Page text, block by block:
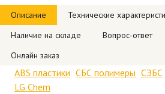
Описание Технические
Наличие на складе
Вопрос-ответ
Онлайн заказ
ABS пластики СБС полимеры СЭБС
LG Chem